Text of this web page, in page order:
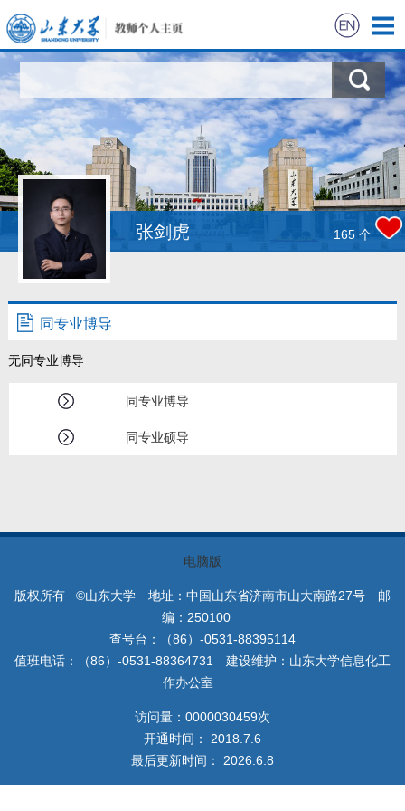
张剑虎 165 个
同专业博导
无同专业博导
同专业博导
同专业硕导
电脑版
版权所有 ©山东大学 地址：中国山东省济南市山大南路27号 邮
编：250100
查号台：（86）-0531-88395114
值班电话：（86）-0531-88364731 建设维护：山东大学信息化工
作办公室
访问量： 0000030459次
开通时间： 2018 7 6
最后更新时间： 2026 6 8